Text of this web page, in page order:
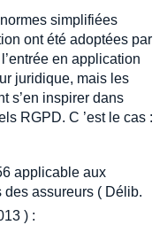
simplifiées
ont été adoptées par
en application
juridique, mais les
s’en inspirer dans
RGPD. C ’est le cas :
applicable aux
assureurs ( Délib.
) :